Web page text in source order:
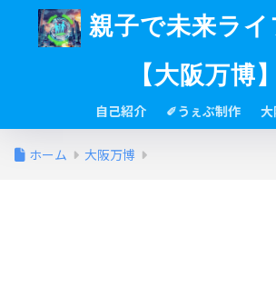
親子で未来ラ
【大阪万博】
自己紹介 ✐うぇぶ制作
ホーム 大阪万博